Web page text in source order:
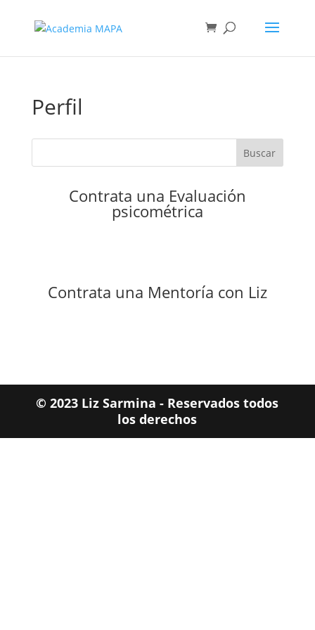
Perfil
Buscar
Contrata una Evaluación
psicométrica
Contrata una Mentoría con Liz
© 2023 Liz Sarmina - Reservados todos
los derechos